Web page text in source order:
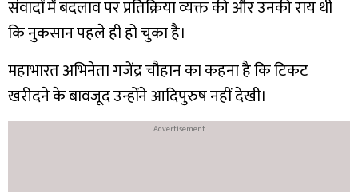
संवादों में बदलाव पर प्रतिक्रिया व्यक्त की और उनकी राय थी
कि नुकसान पहले ही हो चुका है।
महाभारत अभिनेता गजेंद्र चौहान का कहना है कि टिकट
खरीदने के बावजूद उन्होंने आदिपुरुष नहीं देखी।